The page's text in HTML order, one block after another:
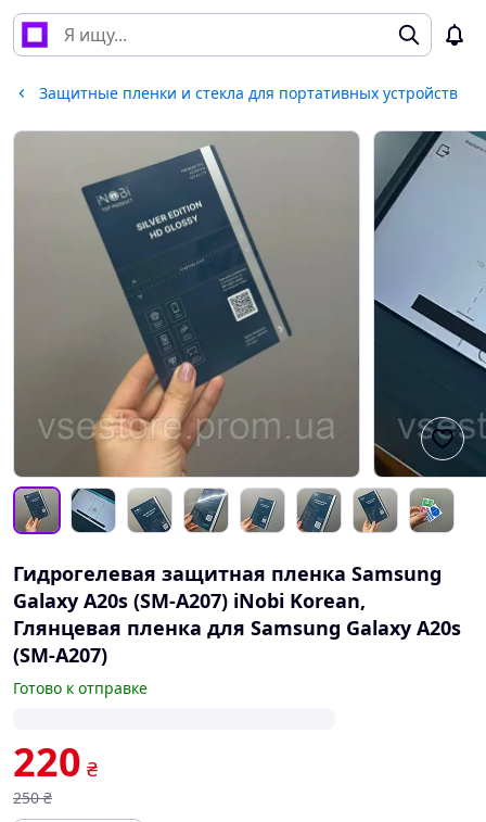
Защитные пленки и стекла для портативных устройств
Гидрогелевая защитная пленка Samsung
Galaxy A20s (SM-A207) iNobi Korean,
Глянцевая пленка для Samsung Galaxy A20s
(SM-A207)
Готово к отправке
220 ₴
250 ₴